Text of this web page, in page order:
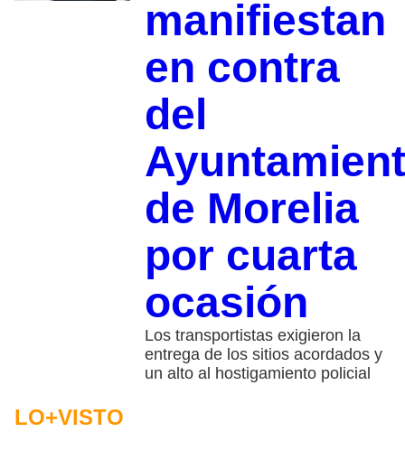
manifiestan
en contra
del
de Morelia
por cuarta
ocasión
Los transportistas exigieron la
entrega de los sitios acordados y
un alto al hostigamiento policial
LO+VISTO